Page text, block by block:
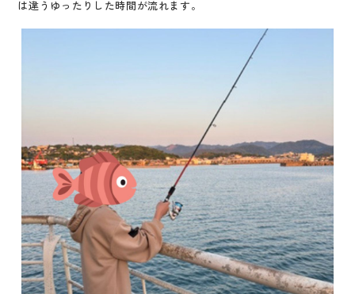
は違うゆったりした時間が流れます。